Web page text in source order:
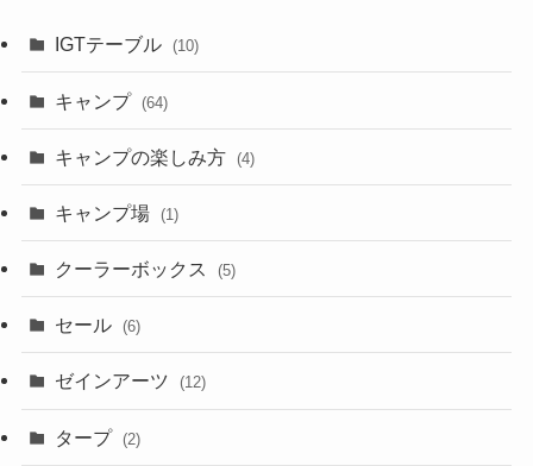
IGTテーブル (10)
キャンプ (64)
キャンプの楽しみ方 (4)
キャンプ場 (1)
クーラーボックス (5)
セール (6)
ゼインアーツ (12)
タープ (2)